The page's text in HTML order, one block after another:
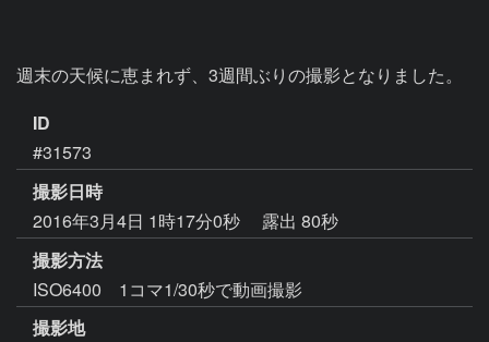
週末の天候に恵まれず、3週間ぶりの撮影となりました。
ID
#31573
撮影日時
2016年3月4日 1時17分0秒
露出 80秒
撮影方法
ISO6400 1コマ1/30秒で動画撮影
撮影地